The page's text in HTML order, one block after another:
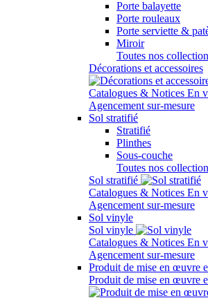
Porte balayette
Porte rouleaux
Porte serviette &
Miroir
Toutes nos
Décorations et accessoires
Catalogues & Notices En
Agencement sur-mesure
Sol stratifié
Stratifié
Plinthes
Sous-couche
Toutes nos
Sol stratifié
Catalogues & Notices En
Agencement sur-mesure
Sol vinyle
Sol vinyle
Catalogues & Notices En
Agencement sur-mesure
Produit de mise en œuvre
Produit de mise en œuvre